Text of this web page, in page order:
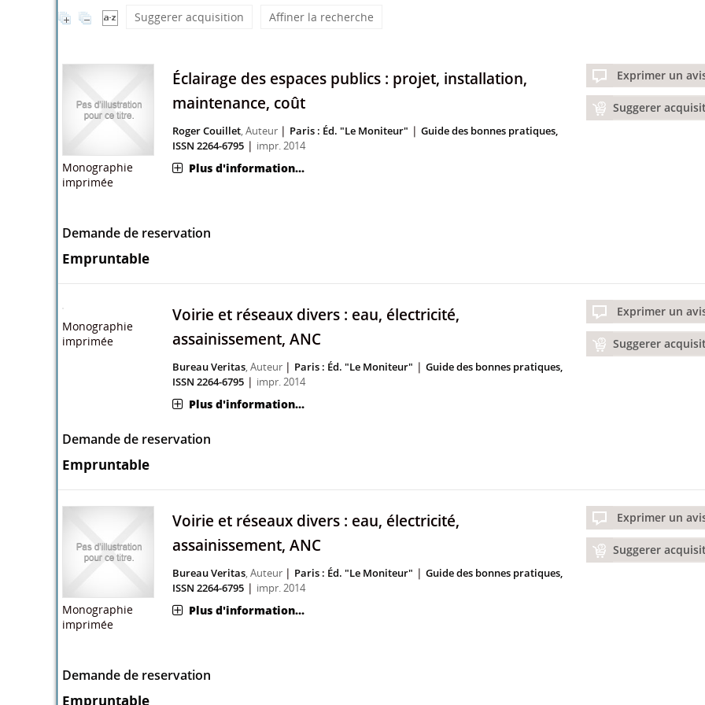
Suggerer acquisition Affiner la recherche
Monographie
imprimée
Éclairage des espaces publics : projet, installation,
maintenance, coût
Roger Couillet, Auteur | Paris : Éd. "Le Moniteur" | Guide des bonnes pratiques,
ISSN 2264-6795| impr. 2014
Plus d'information...
Exprimer un
Suggerer
Demande de reservation
Empruntable
Voirie et réseaux divers : eau, électricité,
assainissement, ANC
Bureau Veritas, Auteur | Paris : Éd. "Le Moniteur" | Guide des bonnes pratiques,
ISSN 2264-6795| impr. 2014
Plus d'information...
Exprimer un
Suggerer
Demande de reservation
Empruntable
Voirie et réseaux divers : eau, électricité,
assainissement, ANC
Bureau Veritas , Auteur
ISSN 2264-6795|impr. 2014
Exprimer un avis